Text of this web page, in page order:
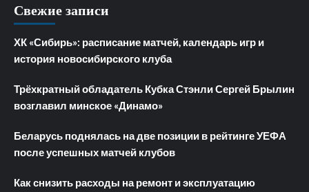
Свежие записи
ХК «Сибирь»: расписание матчей, календарь игр и
история новосибирского клуба
Трёхкратный обладатель Кубка Стэнли Сергей Брылин
возглавил минское «Динамо»
Беларусь поднялась на две позиции в рейтинге УЕФА
после успешных матчей клубов
Как снизить расходы на ремонт и эксплуатацию